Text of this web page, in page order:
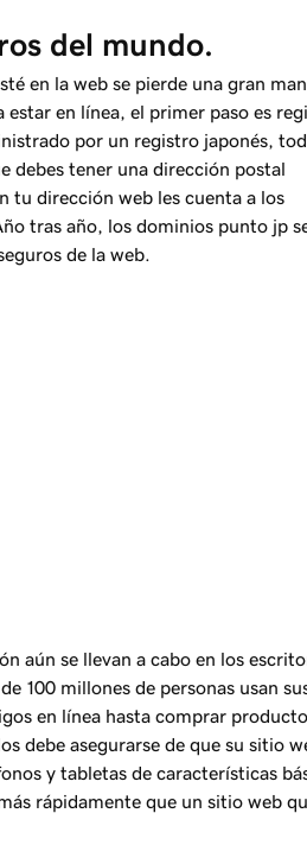
del mundo.
en la web se pierde una gran
en línea, el primer paso es
por un registro japonés,
debes tener una dirección postal
tu dirección web les cuenta a los
tras año, los dominios punto jp
de la web.
aún se llevan a cabo en los
100 millones de personas usan
en línea hasta comprar
debe asegurarse de que su sitio
y tabletas de características
rápidamente que un sitio web